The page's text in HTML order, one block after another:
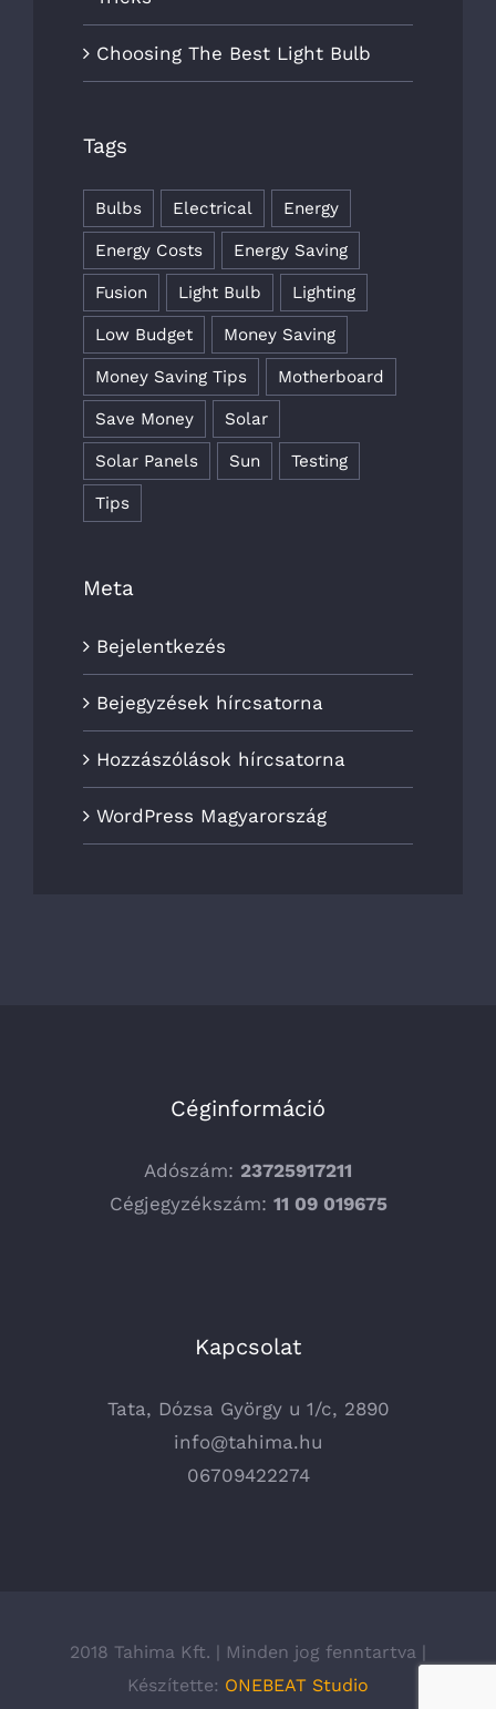
Choosing The Best Light Bulb
Tags
Bulbs Electrical Energy
Energy Costs Energy Saving
Fusion Light Bulb Lighting
Low Budget Money Saving
Money Saving Tips Motherboard
Save Money Solar
Solar Panels Sun Testing
Tips
Meta
Bejelentkezés
Bejegyzések hírcsatorna
Hozzászólások hírcsatorna
WordPress Magyarország
Céginformáció
Adószám: 23725917211
Cégjegyzékszám: 11 09 019675
Kapcsolat
Tata, Dózsa György u 1/c, 2890
info@tahima.hu
06709422274
2018 Tahima Kft. | Minden jog fenntartva |
Készítette: ONEBEAT Studio